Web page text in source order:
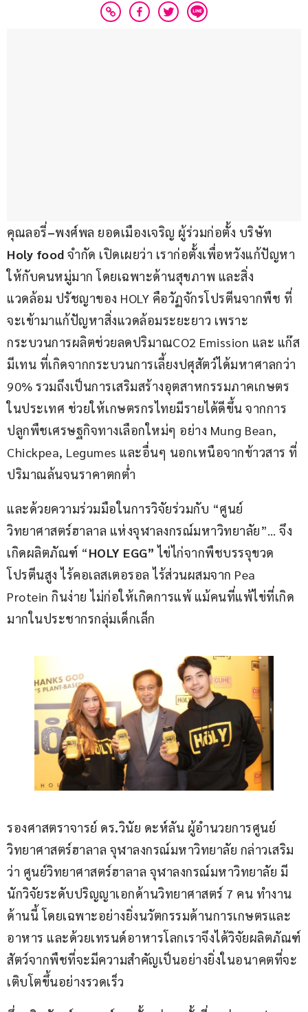
คุณลอรี่–พงศ์พล ยอดเมืองเจริญ ผู้ร่วมก่อตั้ง บริษัท
Holy food จำกัด เปิดเผยว่า เราก่อตั้งเพื่อหวังแก้ปัญหา
ให้กับคนหมู่มาก โดยเฉพาะด้านสุขภาพ และสิ่ง
แวดล้อม ปรัชญาของ HOLY คือวัฏจักรโปรตีนจากพืช ที่
จะเข้ามาแก้ปัญหาสิ่งแวดล้อมระยะยาว เพราะ
กระบวนการผลิตช่วยลดปริมาณCO2 Emission และ แก๊ส
มีเทน ที่เกิดจากกระบวนการเลี้ยงปศุสัตว์ได้มหาศาลกว่า
90% รวมถึงเป็นการเสริมสร้างอุตสาหกรรมภาคเกษตร
ในประเทศ ช่วยให้เกษตรกรไทยมีรายได้ดีขึ้น จากการ
ปลูกพืชเศรษฐกิจทางเลือกใหม่ๆ อย่าง Mung Bean,
Chickpea, Legumes และอื่นๆ นอกเหนือจากข้าวสาร ที่
ปริมาณล้นจนราคาตกต่ำ
และด้วยความร่วมมือในการวิจัยร่วมกับ “ศูนย์
วิทยาศาสตร์ฮาลาล แห่งจุฬาลงกรณ์มหาวิทยาลัย”… จึง
เกิดผลิตภัณฑ์ “HOLY EGG” ไข่ไก่จากพืชบรรจุขวด
โปรตีนสูง ไร้คอเลสเตอรอล ไร้ส่วนผสมจาก Pea
Protein กินง่าย ไม่ก่อให้เกิดการแพ้ แม้คนที่แพ้ไข่ที่เกิด
มากในประชากรกลุ่มเด็กเล็ก
รองศาสตราจารย์ ดร.วินัย ดะห์ลัน ผู้อำนวยการศูนย์
วิทยาศาสตร์ฮาลาล จุฬาลงกรณ์มหาวิทยาลัย กล่าวเสริม
ว่า ศูนย์วิทยาศาสตร์ฮาลาล จุฬาลงกรณ์มหาวิทยาลัย มี
นักวิจัยระดับปริญญาเอกด้านวิทยาศาสตร์ 7 คน ทำงาน
ด้านนี้ โดยเฉพาะอย่างยิ่งนวัตกรรมด้านการเกษตรและ
อาหาร และด้วยเทรนด์อาหารโลกเราจึงได้วิจัยผลิตภัณฑ์
สัตว์จากพืชที่จะมีความสำคัญเป็นอย่างยิ่งในอนาคตที่จะ
เติบโตขึ้นอย่างรวดเร็ว